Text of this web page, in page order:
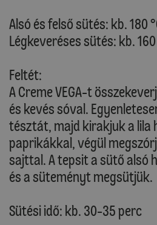
Alsó és felső sütés: kb. 180
Légkeveréses sütés: kb.
Feltét:
A Creme VEGA-t
és kevés sóval.
tésztát, majd kirakjuk a lila
paprikákkal, végül
sajttal. A tepsit a sütő alsó
és a süteményt megsütjük.
Sütési idő: kb. 30-35 perc